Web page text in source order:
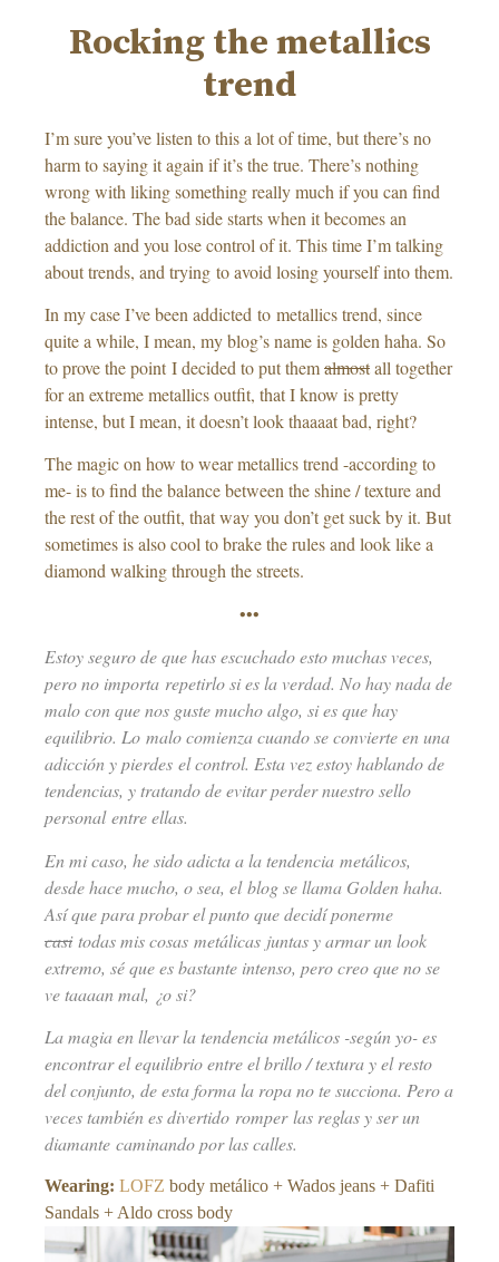
Rocking the metallics
trend
I’m sure you’ve listen to this a lot of time, but there’s no
harm to saying it again if it’s the true. There’s nothing
wrong with liking something really much if you can find
the balance. The bad side starts when it becomes an
addiction and you lose control of it. This time I’m talking
about trends, and trying to avoid losing yourself into them.
In my case I’ve been addicted to metallics trend, since
quite a while, I mean, my blog’s name is golden haha. So
to prove the point I decided to put themalmostall together
for an extreme metallics outfit, that I know is pretty
intense, but I mean, it doesn’t look thaaaat bad, right?
The magic on how to wear metallics trend -according to
me- is to find the balance between the shine / texture and
the rest of the outfit, that way you don’t get suck by it. But
sometimes is also cool to brake the rules and look like a
diamond walking through the streets.
•••
Estoy seguro de que has escuchado esto muchas veces,
pero no importa repetirlo si es la verdad. No hay nada de
malo con que nos guste mucho algo, si es que hay
equilibrio. Lo malo comienza cuando se convierte en una
adicción y pierdes el control. Esta vez estoy hablando de
tendencias, y tratando de evitar perder nuestro sello
personal entre ellas.
En mi caso, he sido adicta a la tendencia metálicos,
desde hace mucho, o sea, el blog se llama Golden haha.
Así que para probar el punto que decidí ponerme
casitodas mis cosas metálicas juntas y armar un look
extremo, sé que es bastante intenso, pero creo que no se
ve taaaan mal, ¿o si?
La magia en llevar la tendencia metálicos -según yo- es
encontrar el equilibrio entre el brillo / textura y el resto
del conjunto, de esta forma la ropa no te succiona. Pero a
veces también es divertido romper las reglas y ser un
diamante caminando por las calles.
Wearing: LOFZ body metálico + Wados jeans + Dafiti
Sandals + Aldo cross body